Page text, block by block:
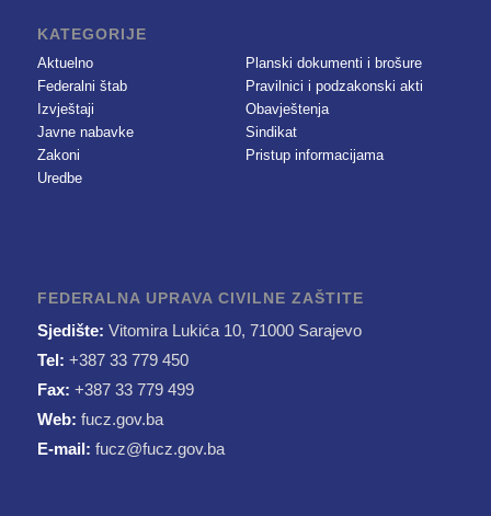
KATEGORIJE
Aktuelno
Federalni štab
Izvještaji
Javne nabavke
Zakoni
Uredbe
Planski dokumenti i brošure
Pravilnici i podzakonski akti
Obavještenja
Sindikat
Pristup informacijama
FEDERALNA UPRAVA CIVILNE ZAŠTITE
Sjedište: Vitomira Lukića 10, 71000 Sarajevo
Tel: +387 33 779 450
Fax: +387 33 779 499
Web: fucz.gov.ba
E-mail: fucz@fucz.gov.ba